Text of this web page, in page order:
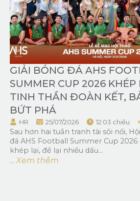
GIẢI BÓNG ĐÁ AHS
SUMMER CUP 2026
TINH THẦN ĐOÀN KẾT,
BỨT PHÁ
HR 25/07/2026 12:03 chiều
Sau hơn hai tuần tranh tài sôi nổi,
đá AHS Football Summer Cup
khép lại, để lại nhiều dấu...
... Xem thêm